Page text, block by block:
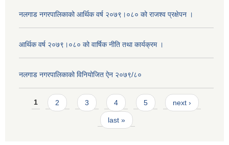
नलगाड नगरपालिकाको आर्थिक वर्ष २०७९।०८० को राजश्व प्रक्षेपन ।
आर्थिक वर्ष २०७९।०८० को वार्षिक नीति तथा कार्यक्रम ।
नलगाड नगरपालिकाको विनियोजित ऐन २०७९/८०
Pages
1 2 3 4 5 next ›
last »